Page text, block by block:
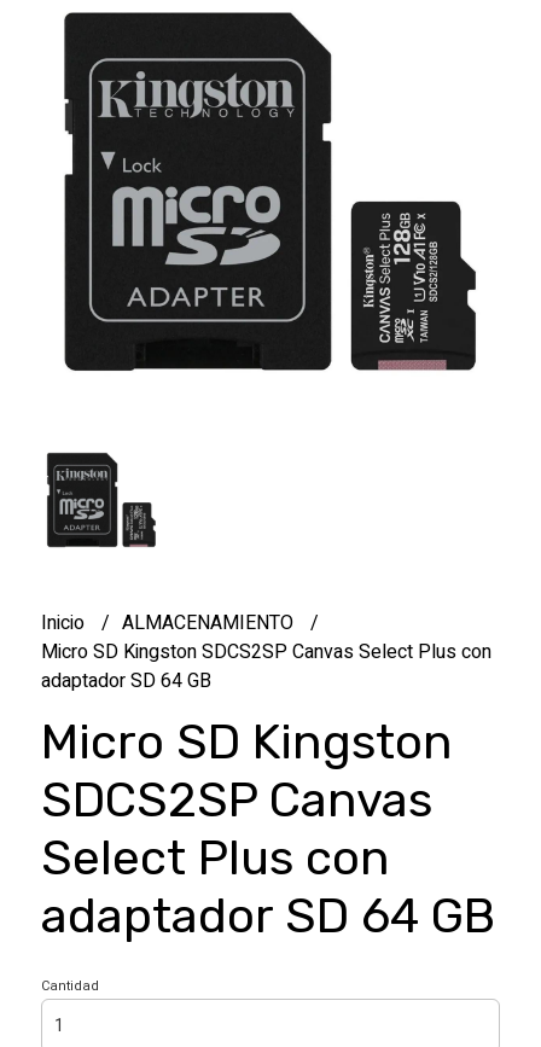
Inicio
ALMACENAMIENTO
Micro SD Kingston SDCS2SP Canvas Select Plus con
adaptador SD 64 GB
Micro SD Kingston
SDCS2SP Canvas
Select Plus con
adaptador SD 64 GB
Cantidad